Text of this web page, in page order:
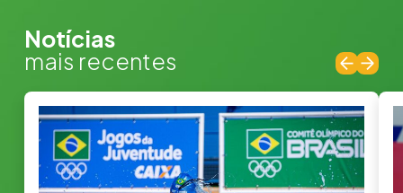
Iguaçu 2026
Notícias
mais recentes